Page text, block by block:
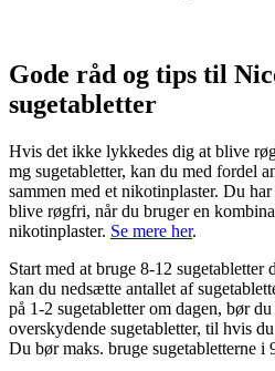
Gode råd og tips til
sugetabletter
Hvis det ikke lykkedes dig at blive
mg sugetabletter, kan du med fordel
sammen med et nikotinplaster. Du
blive røgfri, når du bruger en
nikotinplaster. Se mere her.
Start med at bruge 8-12
kan du nedsætte antallet af
på 1-2 sugetabletter om dagen, bør
overskydende sugetabletter, til hvis
Du bør maks. bruge sugetabletterne i